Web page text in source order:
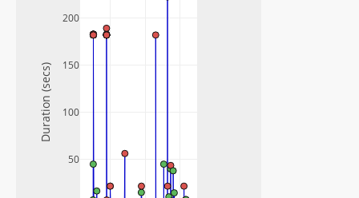
50
100
150
200
Duration (secs)